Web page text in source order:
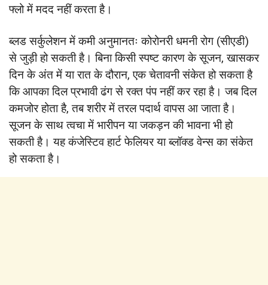
फ्लो में मदद नहीं करता है।
ब्लड सर्कुलेशन में कमी अनुमानतः कोरोनरी धमनी रोग (सीएडी)
से जुड़ी हो सकती है। बिना किसी स्पष्ट कारण के सूजन, खासकर
दिन के अंत में या रात के दौरान, एक चेतावनी संकेत हो सकता है
कि आपका दिल प्रभावी ढंग से रक्त पंप नहीं कर रहा है। जब दिल
कमजोर होता है, तब शरीर में तरल पदार्थ वापस आ जाता है।
सूजन के साथ त्वचा में भारीपन या जकड़न की भावना भी हो
सकती है। यह कंजेस्टिव हार्ट फेलियर या ब्लॉक्ड वेन्स का संकेत
हो सकता है।